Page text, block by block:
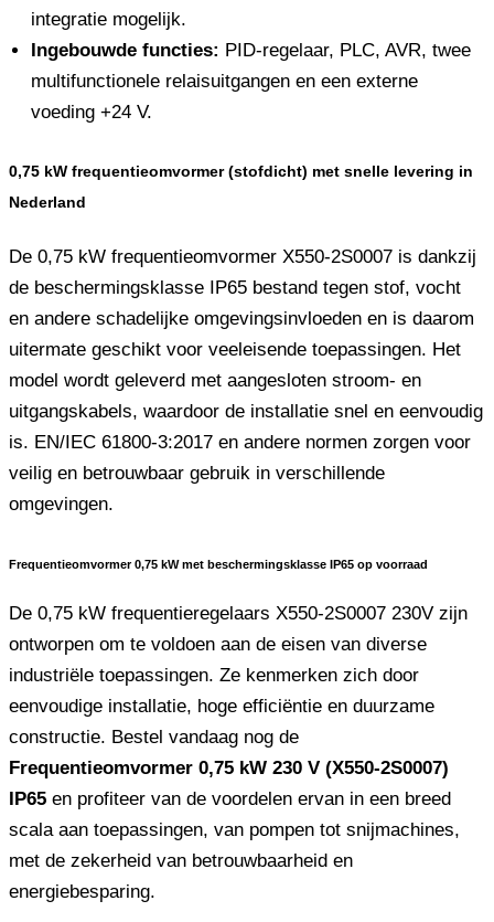
integratie mogelijk.
Ingebouwde functies: PID-regelaar, PLC, AVR, twee
multifunctionele relaisuitgangen en een externe
voeding +24 V.
0,75 kW frequentieomvormer (stofdicht) met snelle levering in
Nederland
De 0,75 kW frequentieomvormer X550-2S0007 is dankzij
de beschermingsklasse IP65 bestand tegen stof, vocht
en andere schadelijke omgevingsinvloeden en is daarom
uitermate geschikt voor veeleisende toepassingen. Het
model wordt geleverd met aangesloten stroom- en
uitgangskabels, waardoor de installatie snel en eenvoudig
is. EN/IEC 61800-3:2017 en andere normen zorgen voor
veilig en betrouwbaar gebruik in verschillende
omgevingen.
Frequentieomvormer 0,75 kW met beschermingsklasse IP65 op voorraad
De 0,75 kW frequentieregelaars X550-2S0007 230V zijn
ontworpen om te voldoen aan de eisen van diverse
industriële toepassingen. Ze kenmerken zich door
eenvoudige installatie, hoge efficiëntie en duurzame
constructie. Bestel vandaag nog de
Frequentieomvormer 0,75 kW 230 V (X550-2S0007)
IP65 en profiteer van de voordelen ervan in een breed
scala aan toepassingen, van pompen tot snijmachines,
met de zekerheid van betrouwbaarheid en
energiebesparing.